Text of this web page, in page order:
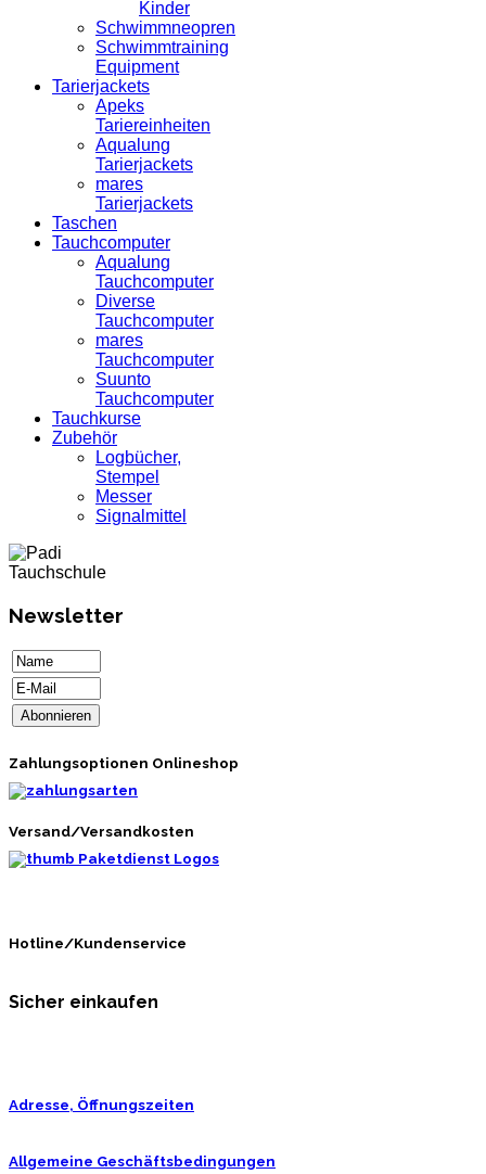
Kinder
Schwimmneopren
Schwimmtraining
Equipment
Tarierjackets
Apeks
Tariereinheiten
Aqualung
Tarierjackets
mares
Tarierjackets
Taschen
Tauchcomputer
Aqualung
Tauchcomputer
Diverse
Tauchcomputer
mares
Tauchcomputer
Suunto
Tauchcomputer
Tauchkurse
Zubehör
Logbücher,
Stempel
Messer
Signalmittel
Newsletter
Zahlungsoptionen Onlineshop
Versand/Versandkosten
Hotline/Kundenservice
Sicher einkaufen
Adresse, Öffnungszeiten
Allgemeine Geschäftsbedingungen